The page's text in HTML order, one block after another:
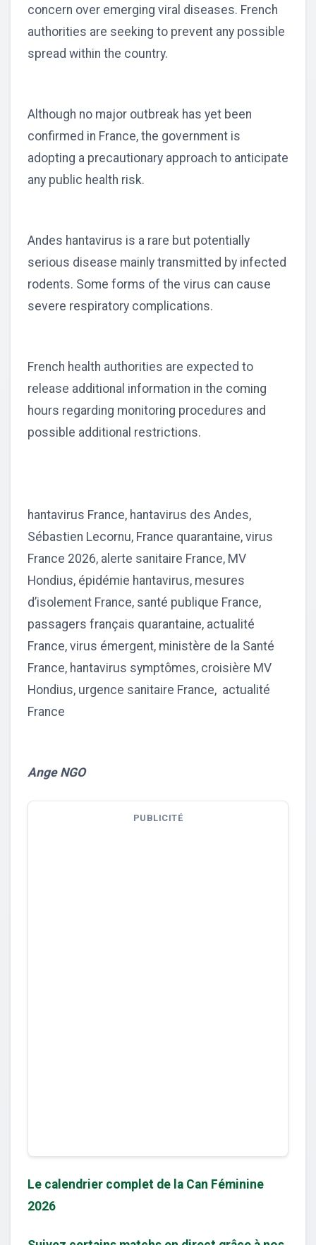
concern over emerging viral diseases. French
authorities are seeking to prevent any possible
spread within the country.
Although no major outbreak has yet been
confirmed in France, the government is
adopting a precautionary approach to anticipate
any public health risk.
Andes hantavirus is a rare but potentially
serious disease mainly transmitted by infected
rodents. Some forms of the virus can cause
severe respiratory complications.
French health authorities are expected to
release additional information in the coming
hours regarding monitoring procedures and
possible additional restrictions.
hantavirus France, hantavirus des Andes,
Sébastien Lecornu, France quarantaine, virus
France 2026, alerte sanitaire France, MV
Hondius, épidémie hantavirus, mesures
d’isolement France, santé publique France,
passagers français quarantaine, actualité
France, virus émergent, ministère de la Santé
France, hantavirus symptômes, croisière MV
Hondius, urgence sanitaire France, actualité
France
Ange NGO
PUBLICITÉ
Le calendrier complet de la Can Féminine
2026